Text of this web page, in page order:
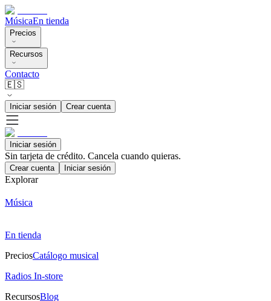
MúsicaEn tienda
Precios
Recursos
Contacto
🇪🇸
Iniciar sesión Crear cuenta
Iniciar sesión
Sin tarjeta de crédito. Cancela cuando quieras.
Crear cuenta Iniciar sesión
Explorar
Música
En tienda
PreciosCatálogo musical
Radios In-store
RecursosBlog